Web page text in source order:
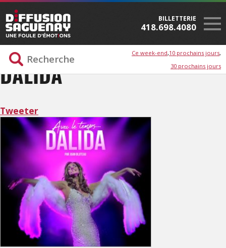
BILLETTERIE
418.698.4080
Ce week-end 10 prochains jours
30 prochains jours
DALIDA
Tweeter